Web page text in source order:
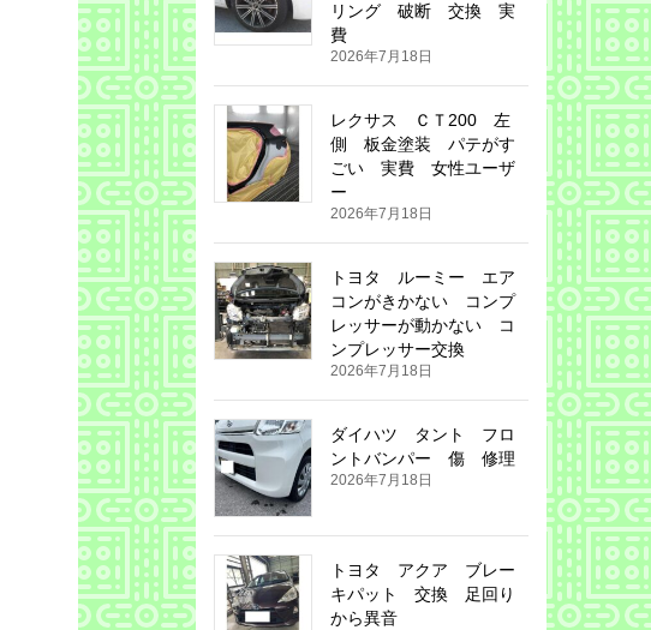
リング 破断 交換 実
費
2026年7月18日
レクサス ＣＴ200 左
側 板金塗装 パテがす
ごい 実費 女性ユーザ
ー
2026年7月18日
トヨタ ルーミー エア
コンがきかない コンプ
レッサーが動かない コ
ンプレッサー交換
2026年7月18日
ダイハツ タント フロ
ントバンパー 傷 修理
2026年7月18日
トヨタ アクア ブレー
キパット 交換 足回り
から異音